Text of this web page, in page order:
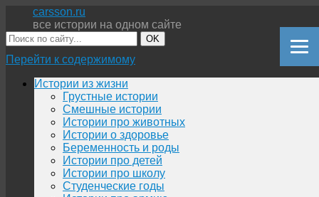
carsson.ru
все истории на одном сайте
OK
Перейти к содержимому
Истории из жизни
Грустные истории
Смешные истории
Истории про животных
Истории о здоровье
Беременность и роды
Истории про детей
Истории про школу
Студенческие годы